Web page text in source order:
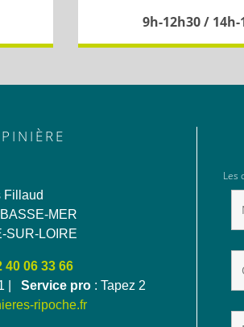
9h-12h30 / 14h-
Fillaud
MER
SUR-LOIRE
40 06 33 66
| Service pro : Tapez 2
ripoche.fr
Les